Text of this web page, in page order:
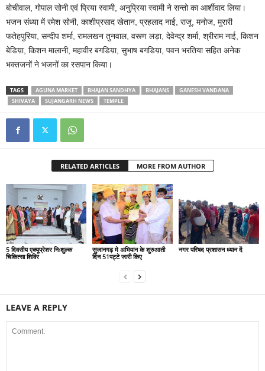
बोचीवाल, गोपाल सोनी एवं प्रिया स्वामी, अनुप्रिया स्वामी ने सन्तो का आर्शीवाद लिया।
भजन संध्या में रमेश सोनी, काशीप्रसाद खेतान, प्रहलाद नाई, राजू, मनोज, मुरारी
फतेहपुरिया, सन्दीप शर्मा, रामलखन तुनवाल, वरूण लड़ा, देवेन्द्र शर्मा, श्रीराम नाई, किशन
बेडिय़ा, किशन मालानी, महावीर बगडिय़ा, सुभाष बगडिय़ा, पवन भरतिया सहित अनेक
भक्तजनों ने भजनों का रसपान किया।
TAGS AGUNA MARKET BHAJAN SANDHYA BHAJANS
GANESH VANDANA
SHIVAYA
SUJANGARH NEWS TEMPLE
RELATED ARTICLES MORE FROM AUTHOR
5 दिवसीय एक्यूप्रेशर निःशुल्क
चिकित्सा शिविर
सुजानगढ़ मे अभियान के शुरुआती
दिन 51पट्टे जारी किए
नगर परिषद प्रशासन ध्यान दें
LEAVE A REPLY